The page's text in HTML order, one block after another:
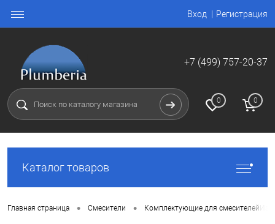
Вход Регистрация
+7 (499) 757-20-37
0 0
Каталог товаров
Главная страница • Смесители • Комплектующие для смесителей